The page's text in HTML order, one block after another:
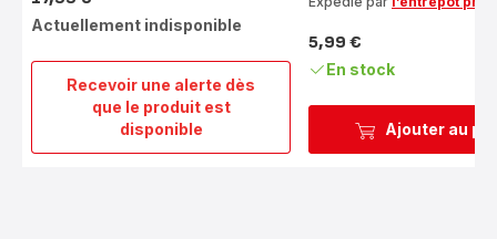
Recevoir une alerte dès
que le produit est
disponible
Ingenio
6
Poignée
Prix
Actuellement indisponible
Ajouter au
Prix
5,99 €
En stock